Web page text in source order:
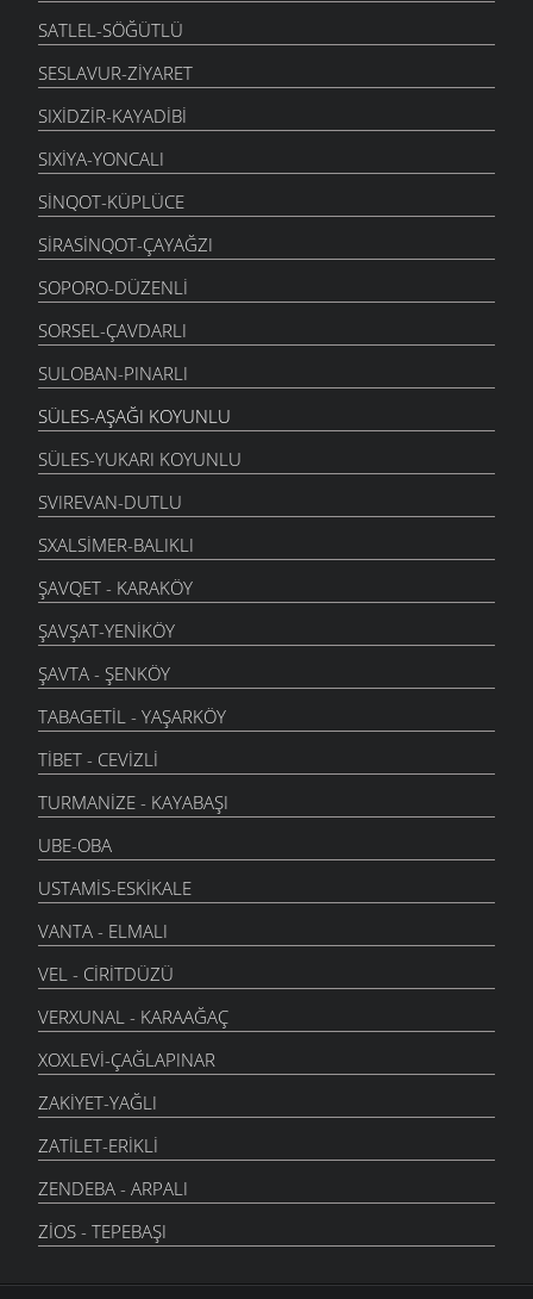
SATLEL-SÖĞÜTLÜ
SESLAVUR-ZIYARET
SIXIDZIR-KAYADIBI
SIXIYA-YONCALI
SINQOT-KÜPLÜCE
SIRASINQOT-ÇAYAĞZI
SOPORO-DÜZENLI
SORSEL-ÇAVDARLI
SULOBAN-PINARLI
SÜLES-AŞAĞI KOYUNLU
SÜLES-YUKARI KOYUNLU
SVIREVAN-DUTLU
SXALSIMER-BALIKLI
ŞAVQET - KARAKÖY
ŞAVŞAT-YENIKÖY
ŞAVTA - ŞENKÖY
TABAGETIL - YAŞARKÖY
TIBET - CEVIZLI
TURMANIZE - KAYABAŞI
UBE-OBA
USTAMIS-ESKIKALE
VANTA - ELMALI
VEL - CIRITDÜZÜ
VERXUNAL - KARAAĞAÇ
XOXLEVI-ÇAĞLAPINAR
ZAKIYET-YAĞLI
ZATILET-ERIKLI
ZENDEBA - ARPALI
ZIOS - TEPEBAŞI